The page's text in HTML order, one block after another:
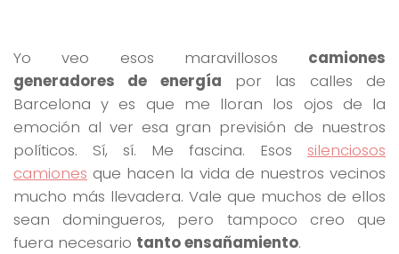
Yo veo esos maravillosos camiones
generadores de energía por las calles de
Barcelona y es que me lloran los ojos de la
emoción al ver esa gran previsión de nuestros
políticos. Sí, sí. Me fascina. Esos silenciosos
camiones que hacen la vida de nuestros vecinos
mucho más llevadera. Vale que muchos de ellos
sean domingueros, pero tampoco creo que
fuera necesario tanto ensañamiento.